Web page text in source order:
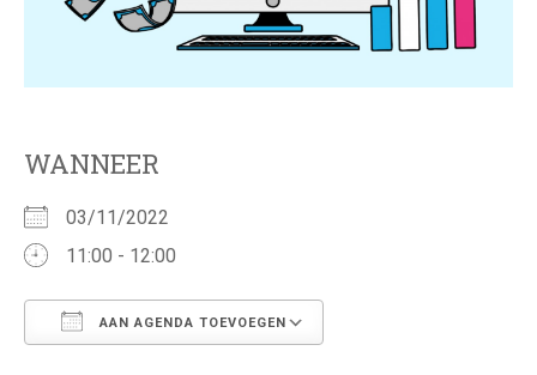
WANNEER
03/11/2022
11:00 - 12:00
AAN AGENDA TOEVOEGEN